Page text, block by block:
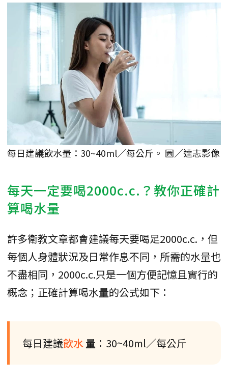
每日建議飲水量：30~40ml／每公斤。 圖／達志影像
每天一定要喝2000c.c.？教你正確計
算喝水量
許多衛教文章都會建議每天要喝足2000c.c.，但
每個人身體狀況及日常作息不同，所需的水量也
不盡相同，2000c.c.只是一個方便記憶且實行的
概念；正確計算喝水量的公式如下：
每日建議飲水量：30~40ml／每公斤